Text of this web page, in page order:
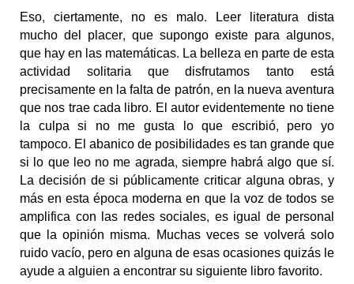
Eso, ciertamente, no es malo. Leer literatura dista
mucho del placer, que supongo existe para algunos,
que hay en las matemáticas. La belleza en parte de esta
actividad solitaria que disfrutamos tanto está
precisamente en la falta de patrón, en la nueva aventura
que nos trae cada libro. El autor evidentemente no tiene
la culpa si no me gusta lo que escribió, pero yo
tampoco. El abanico de posibilidades es tan grande que
si lo que leo no me agrada, siempre habrá algo que sí.
La decisión de si públicamente criticar alguna obras, y
más en esta época moderna en que la voz de todos se
amplifica con las redes sociales, es igual de personal
que la opinión misma. Muchas veces se volverá solo
ruido vacío, pero en alguna de esas ocasiones quizás le
ayude a alguien a encontrar su siguiente libro favorito.